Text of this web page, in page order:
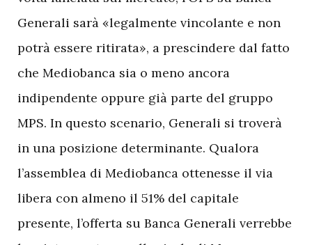
Generali sarà «legalmente vincolante e non
potrà essere ritirata», a prescindere dal fatto
che Mediobanca sia o meno ancora
indipendente oppure già parte del gruppo
MPS. In questo scenario, Generali si troverà
in una posizione determinante. Qualora
l’assemblea di Mediobanca ottenesse il via
libera con almeno il 51% del capitale
presente, l’offerta su Banca Generali verrebbe